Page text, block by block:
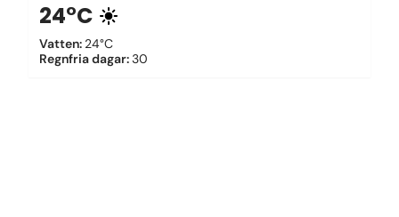
24°C
Vatten: 24°C
Regnfria dagar:30